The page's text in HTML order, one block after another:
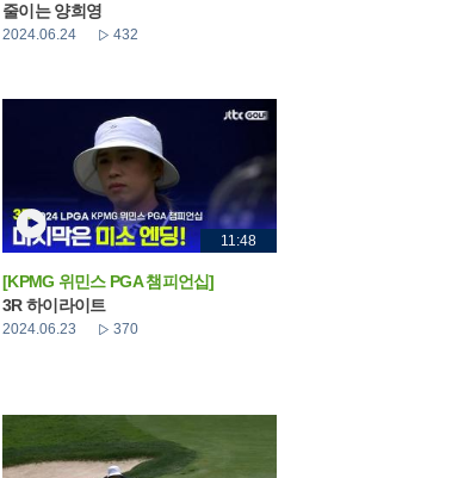
줄이는 양희영
2024.06.24 432
11:48
[KPMG 위민스 PGA 챔피언십]
3R 하이라이트
2024.06.23 370